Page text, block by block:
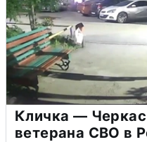
Кличка —
ветерана СВО в